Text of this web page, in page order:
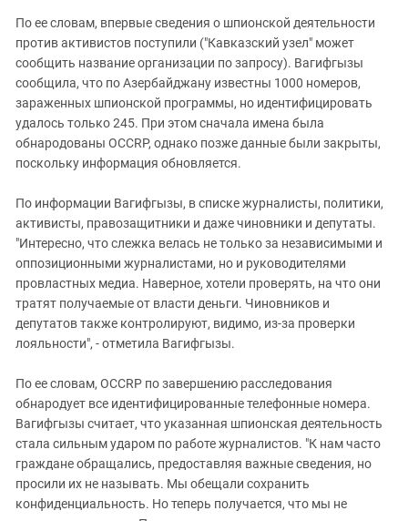
По ее словам, впервые сведения о шпионской деятельности
против активистов поступили ("Кавказский узел" может
сообщить название организации по запросу). Вагифгызы
сообщила, что по Азербайджану известны 1000 номеров,
зараженных шпионской программы, но идентифицировать
удалось только 245. При этом сначала имена была
обнародованы OCCRP, однако позже данные были закрыты,
поскольку информация обновляется.
По информации Вагифгызы, в списке журналисты, политики,
активисты, правозащитники и даже чиновники и депутаты.
"Интересно, что слежка велась не только за независимыми и
оппозиционными журналистами, но и руководителями
провластных медиа. Наверное, хотели проверять, на что они
тратят получаемые от власти деньги. Чиновников и
депутатов также контролируют, видимо, из-за проверки
лояльности", - отметила Вагифгызы.
По ее словам, OCCRP по завершению расследования
обнародует все идентифицированные телефонные номера.
Вагифгызы считает, что указанная шпионская деятельность
стала сильным ударом по работе журналистов. "К нам часто
граждане обращались, предоставляя важные сведения, но
просили их не называть. Мы обещали сохранить
конфиденциальность. Но теперь получается, что мы не